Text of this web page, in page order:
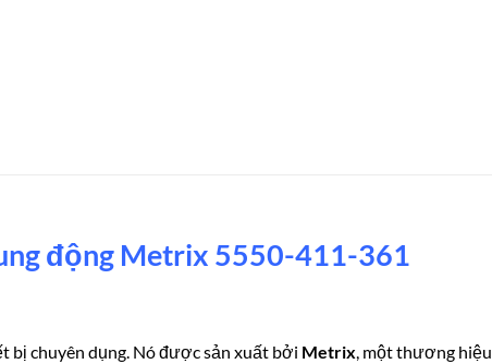
động Metrix 5550-411-361
bị chuyên dụng. Nó được sản xuất bởi Metrix, một thương